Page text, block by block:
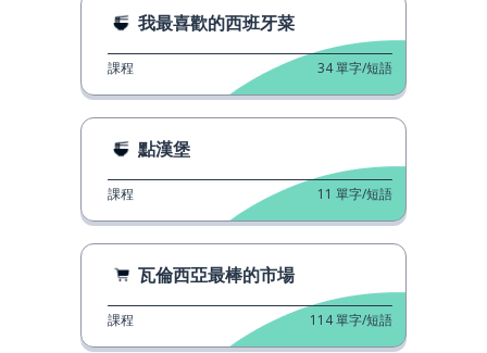
我最喜歡的西班牙菜
課程 34單字/短語
點漢堡
課程 11 單字/短語
瓦倫西亞最棒的市場
課程 114單字/短語